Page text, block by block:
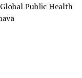
Public Health